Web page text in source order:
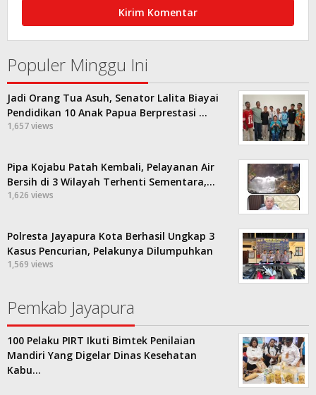
Populer Minggu Ini
Jadi Orang Tua Asuh, Senator Lalita Biayai
Pendidikan 10 Anak Papua Berprestasi …
1,657 views
Pipa Kojabu Patah Kembali, Pelayanan Air
Bersih di 3 Wilayah Terhenti Sementara,…
1,626 views
Polresta Jayapura Kota Berhasil Ungkap 3
Kasus Pencurian, Pelakunya Dilumpuhkan
1,569 views
Pemkab Jayapura
100 Pelaku PIRT Ikuti Bimtek Penilaian
Mandiri Yang Digelar Dinas Kesehatan
Kabu…